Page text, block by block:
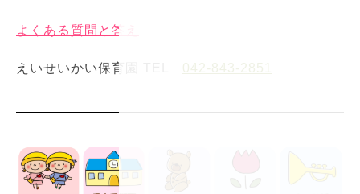
よくある質問と答え
えいせいかい保育園 TEL 042-843-2851